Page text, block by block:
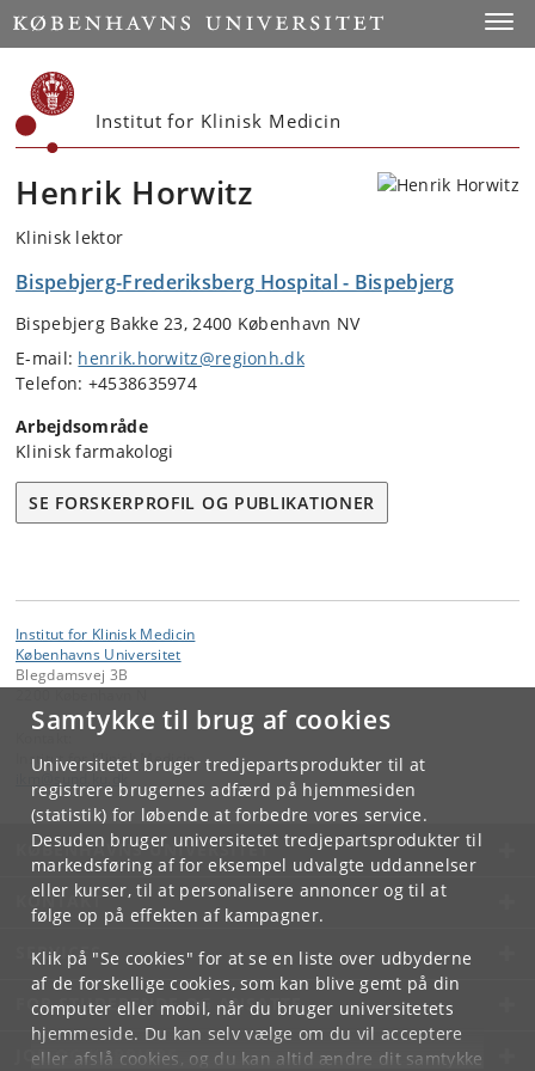
Samtykke til brug af cookies
Universitetet bruger tredjepartsprodukter til at
registrere brugernes adfærd på hjemmesiden
(statistik) for løbende at forbedre vores service.
Desuden bruger universitetet tredjepartsprodukter til
markedsføring af for eksempel udvalgte uddannelser
eller kurser, til at personalisere annoncer og til at
følge op på effekten af kampagner.
Klik på "Se cookies" for at se en liste over udbyderne
af de forskellige cookies, som kan blive gemt på din
computer eller mobil, når du bruger universitetets
hjemmeside. Du kan selv vælge om du vil acceptere
eller afslå cookies, og du kan altid ændre dit samtykke
Start
Institut for Klinisk Medicin
Henrik Horwitz
Klinisk lektor
Bispebjerg-Frederiksberg Hospital - Bispebjerg
Bispebjerg Bakke 23, 2400 København NV
E-mail: henrik.horwitz@regionh.dk
Telefon: +4538635974
Arbejdsområde
Klinisk farmakologi
SE FORSKERPROFIL OG PUBLIKATIONER
Institut for Klinisk Medicin
Københavns Universitet
Blegdamsvej 3B
Institut for Klinisk Medicin
KØBENHAVNS UNIVERSITET
KONTAKT
SERVICES
FOR STUDERENDE OG ANSATTE
JOB OG KARRIERE